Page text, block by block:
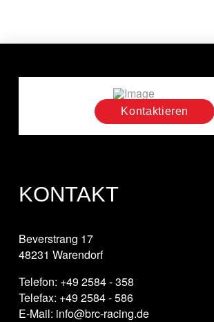
Kontaktieren
KONTAKT
Beverstrang 17
48231 Warendorf
Telefon: +49 2584 - 358
Telefax: +49 2584 - 586
E-Mail: info@brc-racing.de